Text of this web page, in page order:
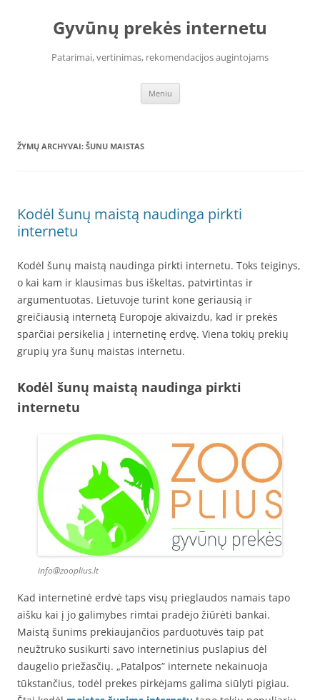
Gyvūnų prekės internetu
Patarimai, vertinimas, rekomendacijos augintojams
Meniu
ŽYMŲ ARCHYVAI: ŠUNU MAISTAS
Kodėl šunų maistą naudinga pirkti
internetu
Kodėl šunų maistą naudinga pirkti internetu. Toks teiginys,
o kai kam ir klausimas bus iškeltas, patvirtintas ir
argumentuotas. Lietuvoje turint kone geriausią ir
greičiausią internetą Europoje akivaizdu, kad ir prekės
sparčiai persikelia į internetinę erdvę. Viena tokių prekių
grupių yra šunų maistas internetu.
Kodėl šunų maistą naudinga pirkti
internetu
info@zooplius.lt
Kad internetinė erdvė taps visų prieglaudos namais tapo
aišku kai į jo galimybes rimtai pradėjo žiūrėti bankai.
Maistą šunims prekiaujančios parduotuvės taip pat
neužtruko susikurti savo internetinius puslapius dėl
daugelio priežasčių. „Patalpos” internete nekainuoja
tūkstančius, todėl prekes pirkėjams galima siūlyti pigiau.